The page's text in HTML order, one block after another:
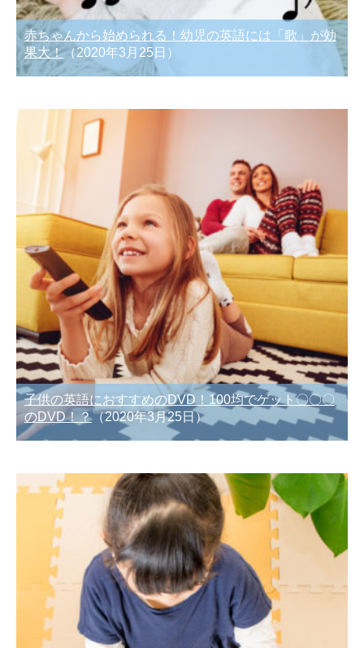
赤ちゃんから始められる！幼児の英語には「歌」が効
果大！（2020年3月25日）
子供の英語におすすめのDVD！100均でゲット〇〇〇
のDVD！？（2020年3月25日）